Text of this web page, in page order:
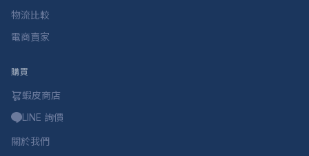
物流比較
電商賣家
購買
蝦皮商店
LINE 詢價
關於我們